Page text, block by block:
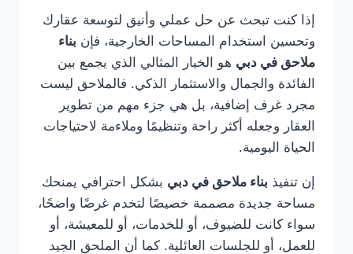
إذا كنت تبحث عن حل عملي وأنيق لتوسعة عقارك
وتحسين استخدام المساحات الخارجية، فإن بناء
ملاحق في دبي هو الخيار المثالي الذي يجمع بين
الفائدة والجمال والاستثمار الذكي. فالملاحق ليست
مجرد غرف إضافية، بل هي جزء مهم من تطوير
العقار وجعله أكثر راحة وتنظيمًا وملاءمة لاحتياجات
الحياة اليومية.
إن تنفيذ بناء ملاحق في دبي بشكل احترافي يمنحك
مساحة جديدة مصممة خصيصًا لتخدم غرضًا واضحًا،
سواء كانت للضيوف، أو للخدمات، أو للمعيشة، أو
للعمل، أو للجلسات العائلية. كما أن الملحق الجيد